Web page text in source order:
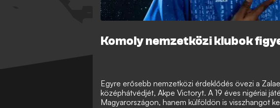
Komoly nemzetközi klubok
Egyre erősebb nemzetközi érdeklődés övezi a
középhátvédjét, Akpe Victoryt. A 19 éves nigériai
Magyarországon, hanem külföldön is visszhangot